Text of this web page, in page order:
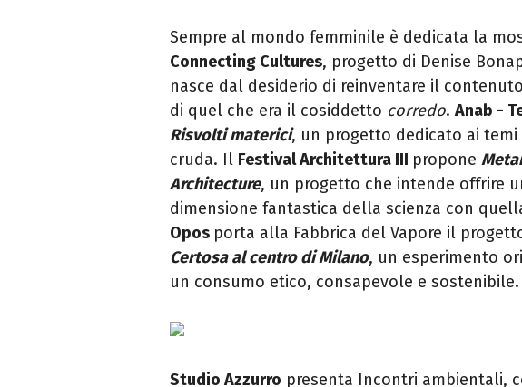
Sempre al mondo femminile è dedicata la
Connecting Cultures, progetto di Denise
nasce dal desiderio di reinventare il
di quel che era il cosiddetto corredo. Anab -
Risvolti materici, un progetto dedicato ai
cruda. Il Festival Architettura III propone
Architecture, un progetto che intende offrire
dimensione fantastica della scienza con
Opos porta alla Fabbrica del Vapore il
Certosa al centro di Milano, un esperimento
un consumo etico, consapevole e sostenibile.
Studio Azzurro presenta Incontri ambientali,